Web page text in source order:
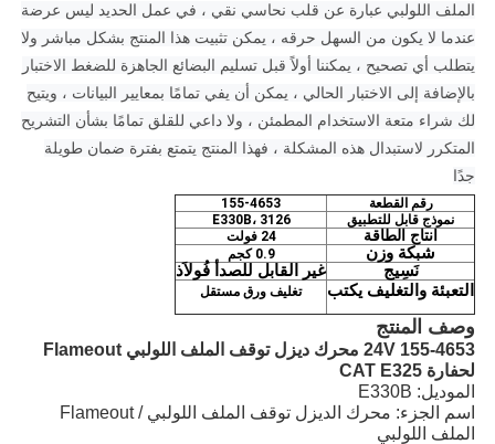
الملف اللولبي عبارة عن قلب نحاسي نقي ، في عمل الحديد ليس عرضة
عندما لا يكون من السهل حرقه ، يمكن تثبيت هذا المنتج بشكل مباشر ولا
يتطلب أي تصحيح ، يمكننا أولاً قبل تسليم البضائع الجاهزة للضغط الاختبار
بالإضافة إلى الاختبار الحالي ، يمكن أن يفي تمامًا بمعايير البيانات ، ويتيح
لك شراء متعة الاستخدام المطمئن ، ولا داعي للقلق تمامًا بشأن التشريح
المتكرر لاستبدال هذه المشكلة ، فهذا المنتج يتمتع بفترة ضمان طويلة
جدًا
رقم القطعة
155-4653
نموذج قابل للتطبيق
E330B، 3126
انتاج الطاقة 24 فولت
شبكة وزن 0.9 كجم
نَسِيج غير القابل للصدأ فُولاَذ
التعبئة والتغليف يكتب تغليف ورق مستقل
وصف المنتج
155-4653 24V محرك ديزل توقف الملف اللولبي Flameout
لحفارة CAT E325
الموديل: E330B
اسم الجزء: محرك الديزل توقف الملف اللولبي / Flameout
الملف اللولبي